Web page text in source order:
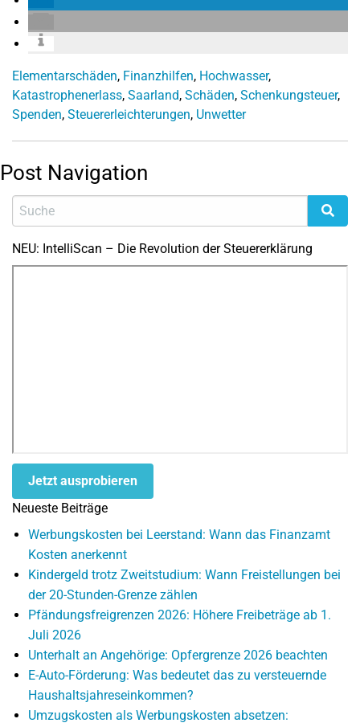
Elementarschäden, Finanzhilfen, Hochwasser,
Katastrophenerlass, Saarland, Schäden, Schenkungsteuer,
Spenden, Steuererleichterungen, Unwetter
Post Navigation
NEU: IntelliScan – Die Revolution der Steuererklärung
Jetzt ausprobieren
Neueste Beiträge
Werbungskosten bei Leerstand: Wann das Finanzamt
Kosten anerkennt
Kindergeld trotz Zweitstudium: Wann Freistellungen bei
der 20-Stunden-Grenze zählen
Pfändungsfreigrenzen 2026: Höhere Freibeträge ab 1.
Juli 2026
Unterhalt an Angehörige: Opfergrenze 2026 beachten
E-Auto-Förderung: Was bedeutet das zu versteuernde
Haushaltsjahreseinkommen?
Umzugskosten als Werbungskosten absetzen: